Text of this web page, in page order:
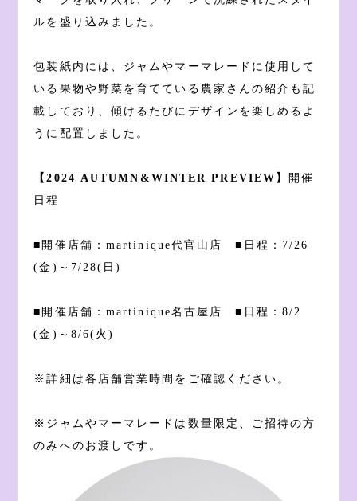
ルを盛り込みました。
包装紙内には、ジャムやマーマレードに使用して
いる果物や野菜を育てている農家さんの紹介も記
載しており、傾けるたびにデザインを楽しめるよ
うに配置しました。
【2024 AUTUMN&WINTER PREVIEW】 開催
日程
■開催店舗：martinique代官山店 ■日程：7/26
(金)～7/28(日)
■開催店舗：martinique名古屋店 ■日程：8/2
(金)～8/6(火)
※詳細は各店舗営業時間をご確認ください。
※ジャムやマーマレードは数量限定、ご招待の方
のみへのお渡しです。